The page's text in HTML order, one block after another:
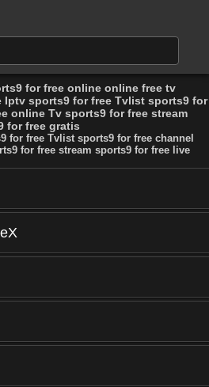
for free online online free tv
Iptv sports9 for free Tvlist sports9 for
online Tv sports9 for free stream
for free gratis
for free Tvlist sports9 for free channel
for free stream sports9 for free live